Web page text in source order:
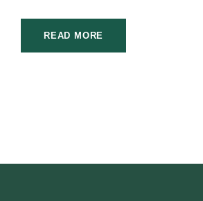
READ MORE